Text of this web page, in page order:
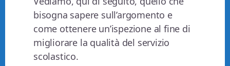
bisogna sapere sull’argomento e
come ottenere un’ispezione al fine di
migliorare la qualità del servizio
scolastico.